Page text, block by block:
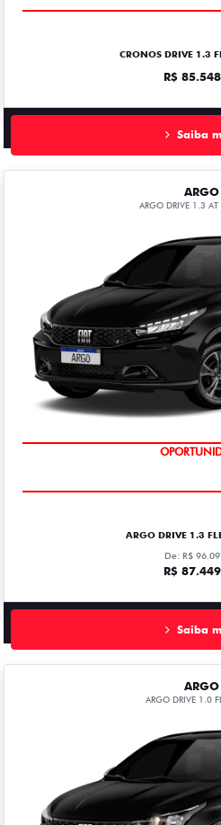
CRONOS DRIVE 1.3
R$
Saiba
ARGO
ARGO DRIVE 1.3
ARGO DRIVE 1.3
De: R$
R$
Saiba
ARGO
ARGO DRIVE 1.0